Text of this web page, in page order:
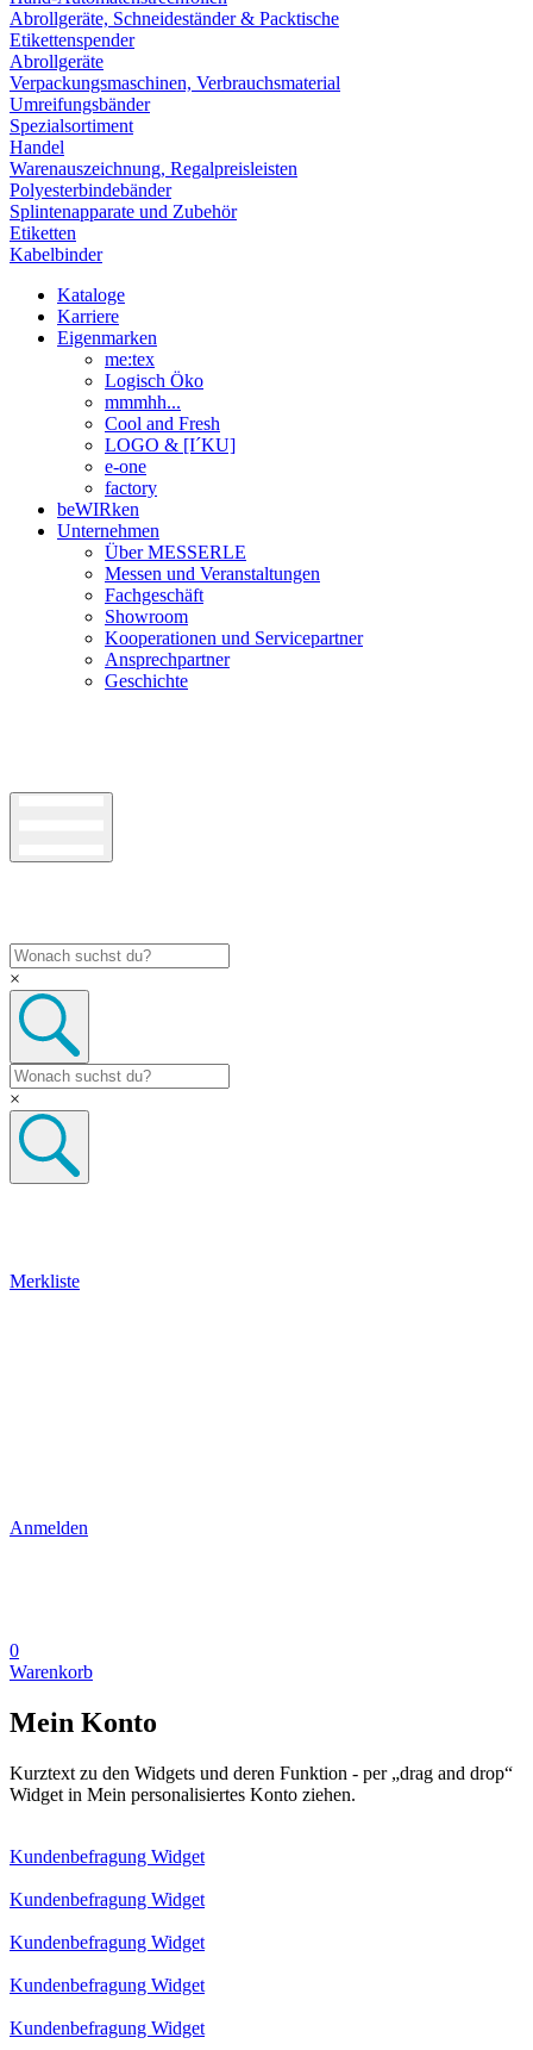
Abrollgeräte, Schneideständer & Packtische
Etikettenspender
Abrollgeräte
Verpackungsmaschinen, Verbrauchsmaterial
Umreifungsbänder
Spezialsortiment
Handel
Warenauszeichnung, Regalpreisleisten
Polyesterbindebänder
Splintenapparate und Zubehör
Etiketten
Kabelbinder
Kataloge
Karriere
Eigenmarken
me:tex
Logisch Öko
mmmhh...
Cool and Fresh
LOGO & [I´KU]
e-one
factory
beWIRken
Unternehmen
Über MESSERLE
Messen und Veranstaltungen
Fachgeschäft
Showroom
Kooperationen und Servicepartner
Ansprechpartner
Geschichte
×
×
Merkliste
Anmelden
0
Warenkorb
Mein Konto
Kurztext zu den Widgets und deren Funktion - per „drag and drop“
Widget in Mein personalisiertes Konto ziehen.
Kundenbefragung Widget
Kundenbefragung Widget
Kundenbefragung Widget
Kundenbefragung Widget
Kundenbefragung Widget